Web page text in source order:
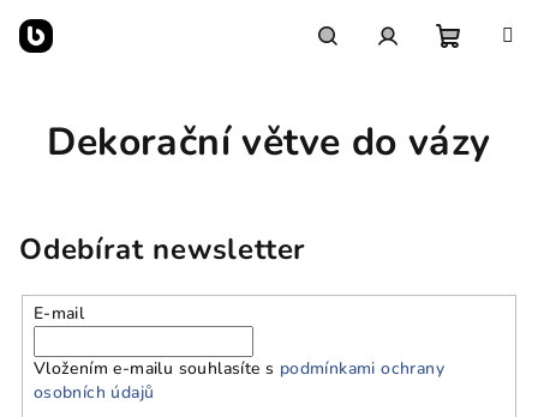
obsah
košík
Dekorační větve do vázy
Odebírat newsletter
E-mail
Vložením e-mailu souhlasíte s podmínkami ochrany
osobních údajů